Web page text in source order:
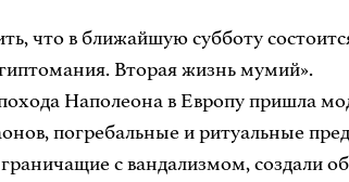
что в ближайшую субботу
Вторая жизнь мумий».
Наполеона в Европу пришла
погребальные и ритуальные
с вандализмом, создали